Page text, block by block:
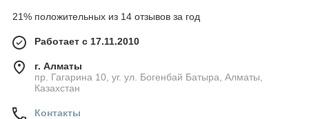
21% положительных из 14 отзывов за год
Работает с 17.11.2010
г. Алматы
пр. Гагарина 10, уг. ул. Богенбай Батыра, Алматы,
Казахстан
Контакты